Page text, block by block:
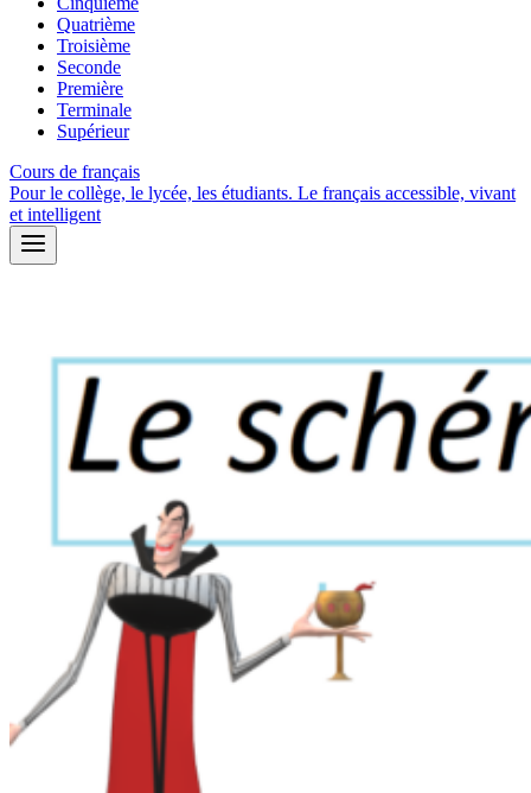
Quatrième
Troisième
Seconde
Première
Terminale
Supérieur
Cours de français
Pour le collège, le lycée, les étudiants. Le français accessible, vivant
et intelligent